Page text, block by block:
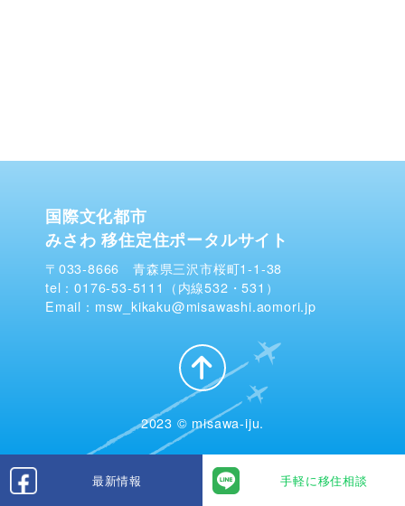
最新情報 手軽に移住相談
国際文化都市
みさわ 移住定住ポータルサイト
〒033-8666 青森県三沢市桜町1-1-38
tel：0176-53-5111（内線532・531）
Email：msw_kikaku@misawashi.aomori.jp
2023 © misawa-iju.